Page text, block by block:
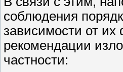
соблюдения
зависимости от
рекомендации
частности: